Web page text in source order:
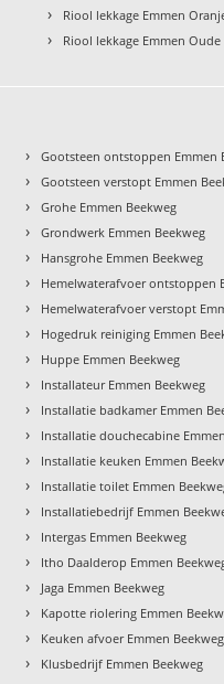
› Riool lekkage Emmen
› Riool lekkage Emmen
› Gootsteen ontstoppen Emmen
› Gootsteen verstopt Emmen
› Grohe Emmen Beekweg
› Grondwerk Emmen Beekweg
› Hansgrohe Emmen Beekweg
› Hemelwaterafvoer ontstoppen
› Hemelwaterafvoer verstopt
› Hogedruk reiniging Emmen
› Huppe Emmen Beekweg
› Installateur Emmen Beekweg
› Installatie badkamer Emmen
› Installatie douchecabine
› Installatie keuken Emmen
› Installatie toilet Emmen
› Installatiebedrijf Emmen
› Intergas Emmen Beekweg
› Itho Daalderop Emmen
› Jaga Emmen Beekweg
› Kapotte riolering Emmen
› Keuken afvoer Emmen Beekweg
› Klusbedrijf Emmen Beekweg